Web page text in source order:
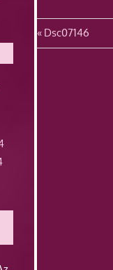
Vorheriger
Beitrag:
Dsc07146